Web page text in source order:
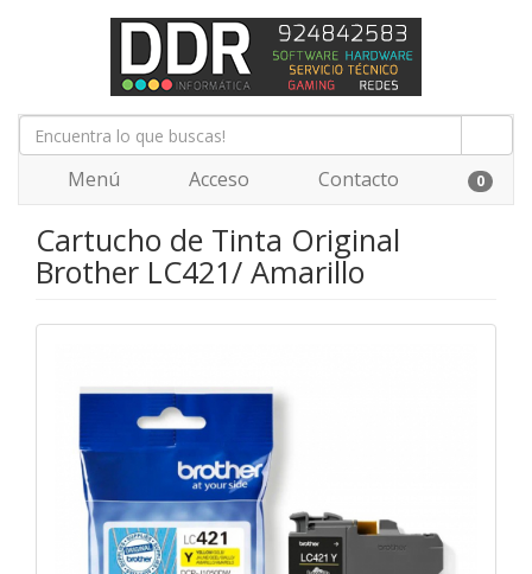
Menú Acceso Contacto 0
Cartucho de Tinta Original
Brother LC421/ Amarillo